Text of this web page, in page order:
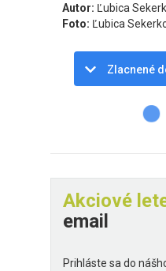
Autor: Ľubica
Foto: Ľubica
Zlacnené
Akciové
email
Prihláste sa do